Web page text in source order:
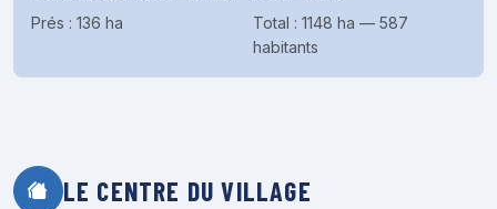
Prés : 136 ha
Total : 1148 ha — 587
habitants
LE CENTRE DU VILLAGE